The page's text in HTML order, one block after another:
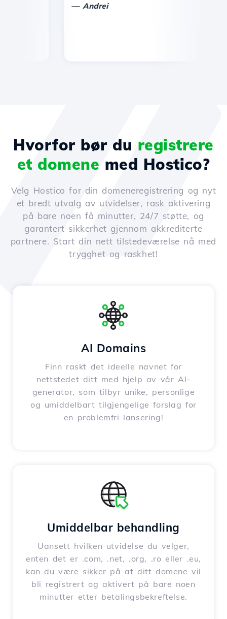
Andrei
Hvorfor bør du registrere
et domene med Hostico?
Velg Hostico for din domeneregistrering og nyt
et bredt utvalg av utvidelser, rask aktivering
på bare noen få minutter, 24/7 støtte, og
garantert sikkerhet gjennom akkrediterte
partnere. Start din nett tilstedeværelse nå med
trygghet og raskhet!
AI Domains
Finn raskt det ideelle navnet for
nettstedet ditt med hjelp av vår AI-
generator, som tilbyr unike, personlige
og umiddelbart tilgjengelige forslag for
en problemfri lansering!
Umiddelbar behandling
Uansett hvilken utvidelse du velger,
enten det er .com, .net, .org, .ro eller .eu,
kan du være sikker på at ditt domene vil
bli registrert og aktivert på bare noen
minutter etter betalingsbekreftelse.